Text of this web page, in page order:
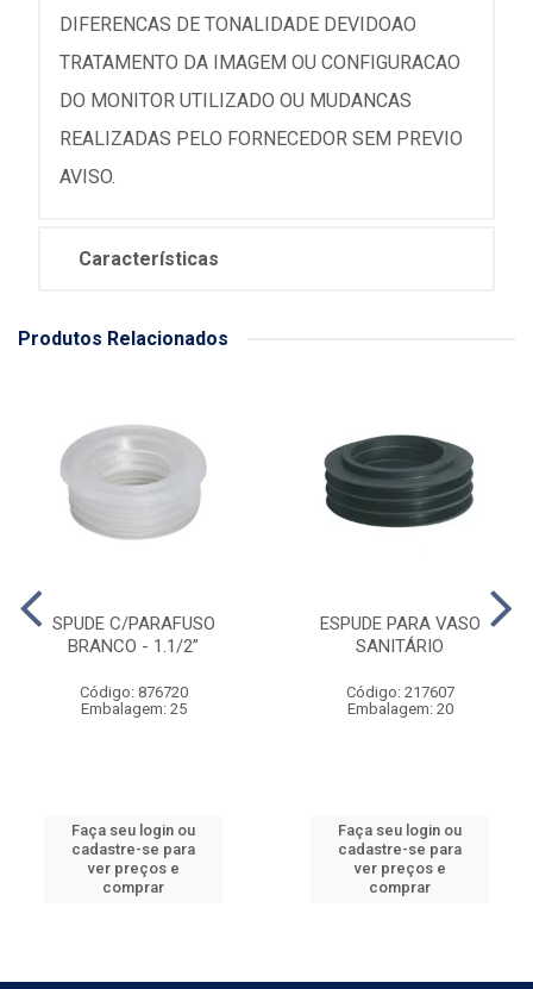
DIFERENCAS DE TONALIDADE DEVIDOAO
TRATAMENTO DA IMAGEM OU CONFIGURACAO
DO MONITOR UTILIZADO OU MUDANCAS
REALIZADAS PELO FORNECEDOR SEM PREVIO
AVISO.
Características
Produtos Relacionados
SPUDE C/PARAFUSO
BRANCO - 1.1/2”
Código: 876720
Embalagem: 25
Faça seu login ou
cadastre-se para
ver preços e
comprar
ESPUDE PARA VASO
SANITÁRIO
Código: 217607
Embalagem: 20
Faça seu login ou
cadastre-se para
ver preços e
comprar